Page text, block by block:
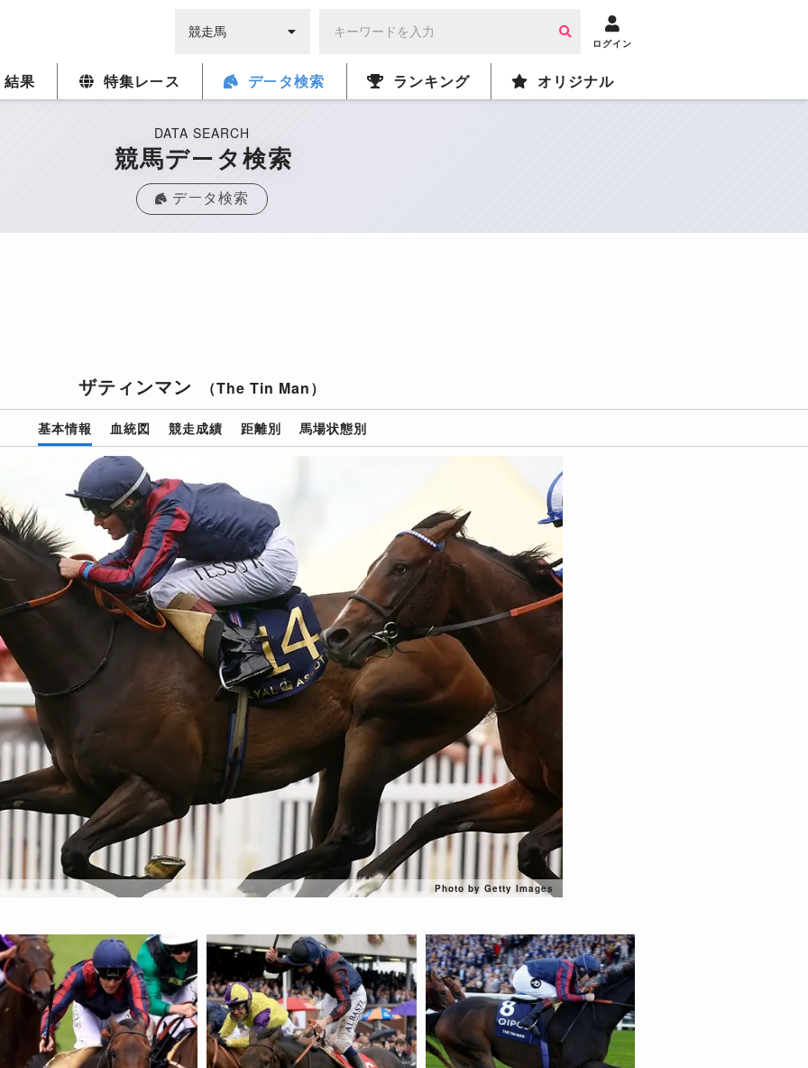
ログイン
果 特集レース データ検索 ランキング オリジナル
DATA SEARCH
競馬データ検索
データ検索
ザティンマン （The Tin Man）
基本情報 血統図 競走成績 距離別 馬場状態別
Photo by Getty Images